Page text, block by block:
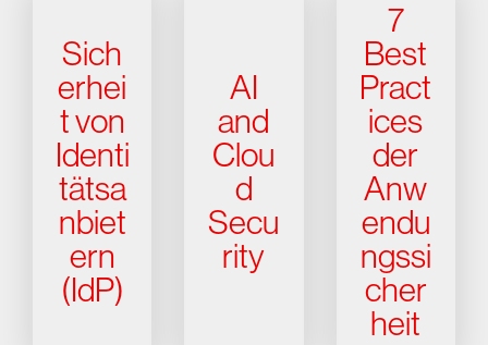
Sich
erhei
t von
Identi
tätsa
nbiet
ern
(IdP)
AI
and
Clou
d
Secu
rity
7
Best
Pract
ices
der
Anw
endu
ngssi
cher
heit